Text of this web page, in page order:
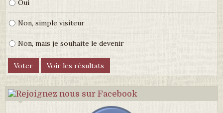
Oui
Non, simple visiteur
Non, mais je souhaite le devenir